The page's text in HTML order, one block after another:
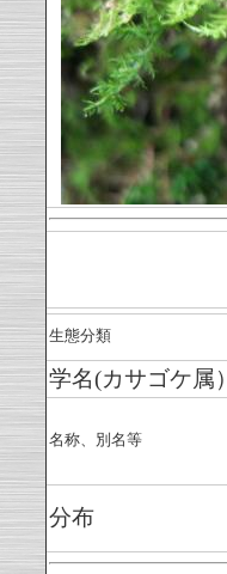
生態分類
学名(カサゴケ属）
名称、別名等
分布